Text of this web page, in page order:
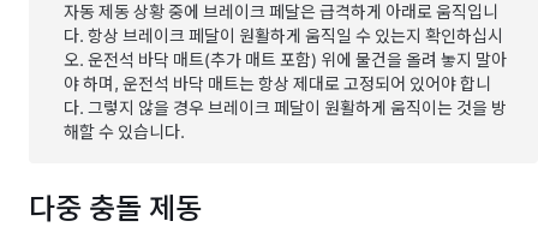
자동 제동 상황 중에 브레이크 페달은 급격하게 아래로 움직입니
다. 항상 브레이크 페달이 원활하게 움직일 수 있는지 확인하십시
오. 운전석 바닥 매트(추가 매트 포함) 위에 물건을 올려 놓지 말아
야 하며, 운전석 바닥 매트는 항상 제대로 고정되어 있어야 합니
다. 그렇지 않을 경우 브레이크 페달이 원활하게 움직이는 것을 방
해할 수 있습니다.
다중 충돌 제동